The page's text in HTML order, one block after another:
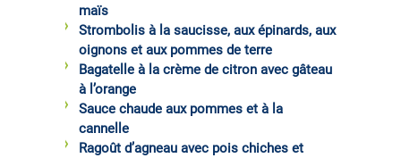
maïs
Strombolis à la saucisse, aux épinards, aux
oignons et aux pommes de terre
Bagatelle à la crème de citron avec gâteau
à l’orange
Sauce chaude aux pommes et à la
cannelle
Ragoût d’agneau avec pois chiches et